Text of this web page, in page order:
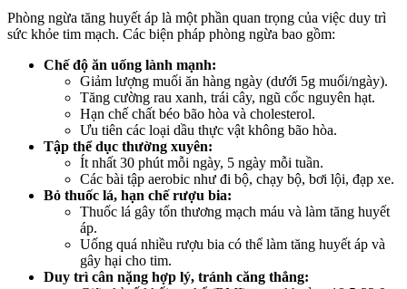
Phòng ngừa tăng huyết áp là một phần quan trọng của việc duy trì
sức khỏe tim mạch. Các biện pháp phòng ngừa bao gồm:
Chế độ ăn uống lành mạnh:
Giảm lượng muối ăn hàng ngày (dưới 5g muối/ngày).
Tăng cường rau xanh, trái cây, ngũ cốc nguyên hạt.
Hạn chế chất béo bão hòa và cholesterol.
Ưu tiên các loại dầu thực vật không bão hòa.
Tập thể dục thường xuyên:
Ít nhất 30 phút mỗi ngày, 5 ngày mỗi tuần.
Các bài tập aerobic như đi bộ, chạy bộ, bơi lội, đạp xe.
Bỏ thuốc lá, hạn chế rượu bia:
Thuốc lá gây tổn thương mạch máu và làm tăng huyết
áp.
Uống quá nhiều rượu bia có thể làm tăng huyết áp và
gây hại cho tim.
Duy trì cân nặng hợp lý, tránh căng thẳng: